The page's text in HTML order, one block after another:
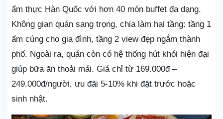
ẩm thực Hàn Quốc với hơn 40 món buffet đa dạng.
Không gian quán sang trọng, chia làm hai tầng: tầng 1
ấm cúng cho gia đình, tầng 2 view đẹp ngắm thành
phố. Ngoài ra, quán còn có hệ thống hút khói hiện đại
giúp bữa ăn thoải mái. Giá chỉ từ 169.000đ –
249.000đ/người, ưu đãi 5-10% khi đặt trước hoặc
sinh nhật.